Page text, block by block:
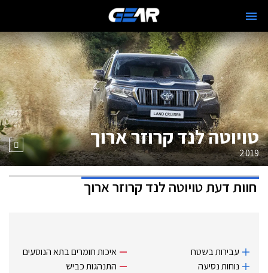
טויוטה לנד קרוזר ארוך
2019
חוות דעתטויוטה לנד קרוזר ארוך
עבירות בשטח
נוחות נסיעה
איכות חומרים בתא הנוסעים
התנהגות כביש